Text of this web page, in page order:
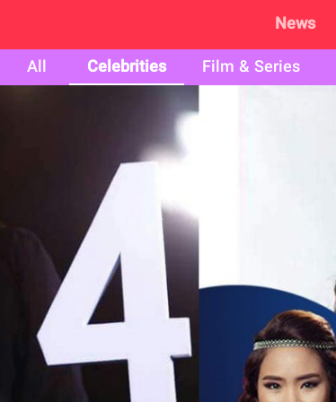
News
All
Celebrities Film & Series